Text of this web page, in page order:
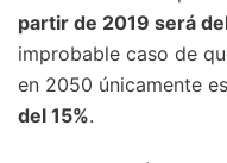
partir de 2019 será
improbable caso de
en 2050 únicamente
del 15%.